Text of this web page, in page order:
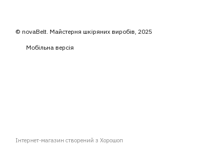
© novaBelt. Майстерня шкіряних виробів, 2025
Мобільна версія
Інтернет-магазин створений з Хорошоп